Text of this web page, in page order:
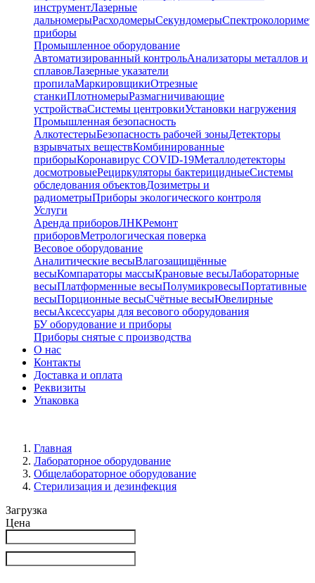
инструментЛазерные
дальномерыРасходомерыСекундомеры
приборы
Промышленное оборудование
Автоматизированный контрольАнализаторы металлов и
сплавовЛазерные указатели
пропилаМаркировщикиОтрезные
станкиПлотномерыРазмагничивающие
устройстваСистемы центровкиУстановки нагружения
Промышленная безопасность
АлкотестерыБезопасность рабочей зоныДетекторы
взрывчатых веществКомбинированные
приборыКоронавирус COVID-19Металлодетекторы
досмотровыеРециркуляторы бактерицидныеСистемы
обследования объектовДозиметры и
радиометрыПриборы экологического контроля
Услуги
Аренда приборовЛНКРемонт
приборовМетрологическая поверка
Весовое оборудование
Аналитические весыВлагозащищённые
весыКомпараторы массыКрановые весыЛабораторные
весыПлатформенные весыПолумикровесыПортативные
весыПорционные весыСчётные весыЮвелирные
весыАксессуары для весового оборудования
БУ оборудование и приборы
Приборы снятые с производства
О нас
Контакты
Доставка и оплата
Реквизиты
Упаковка
Главная
Лабораторное оборудование
Общелабораторное оборудование
Стерилизация и дезинфекция
Загрузка
Цена